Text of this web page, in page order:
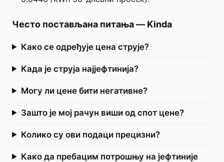
Често постављана питања— Kinda
Како се одређује цена струје?
Када је струја најјефтинија?
Могу ли цене бити негативне?
Зашто је мој рачун виши од спот цене?
Колико су ови подаци прецизни?
Како да пребацим потрошњу на јефтиније